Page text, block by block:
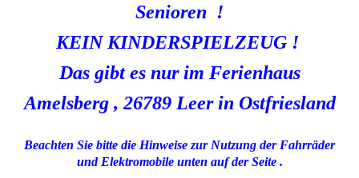
Senioren !
KEIN KINDERSPIELZEUG !
Das gibt es nur im Ferienhaus
Amelsberg , 26789 Leer in Ostfriesland
Beachten Sie bitte die Hinweise zur Nutzung der Fahrräder
und Elektromobile unten auf der Seite .